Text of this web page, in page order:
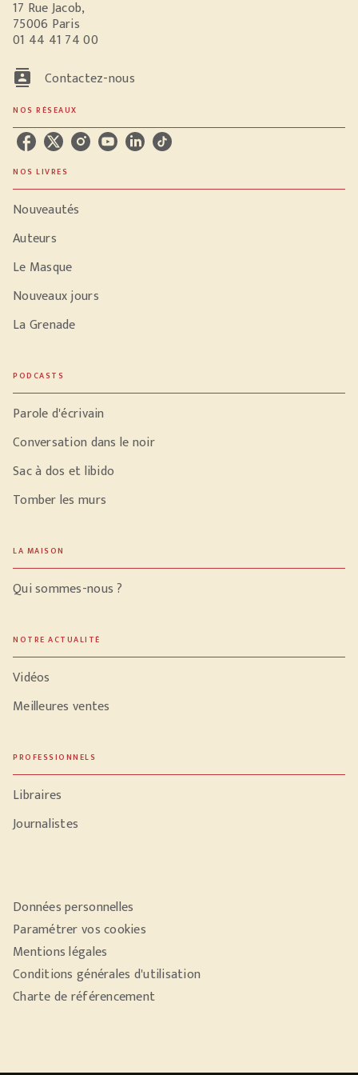
17 Rue Jacob,
75006 Paris
01 44 41 74 00
contacts Contactez-nous
NOS RÉSEAUX
NOS LIVRES
Nouveautés
Auteurs
Le Masque
Nouveaux jours
La Grenade
PODCASTS
Parole d'écrivain
Conversation dans le noir
Sac à dos et libido
Tomber les murs
LA MAISON
Qui sommes-nous ?
NOTRE ACTUALITÉ
Vidéos
Meilleures ventes
PROFESSIONNELS
Libraires
Journalistes
Données personnelles
Paramétrer vos cookies
Mentions légales
Conditions générales d'utilisation
Charte de référencement